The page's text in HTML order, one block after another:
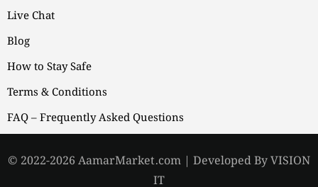
Live Chat
Blog
How to Stay Safe
Terms & Conditions
FAQ – Frequently Asked Questions
© 2022-2026 AamarMarket.com | Developed By VISION
IT